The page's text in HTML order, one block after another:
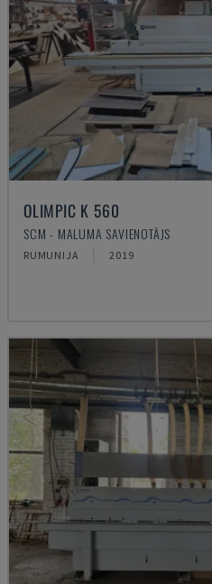
OLIMPIC K 560
SCM - MALUMA SAVIENOTĀJS
RUMUNIJA 2019